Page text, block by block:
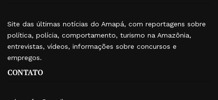
Site das últimas notícias do Amapá, com reportagens sobre
política, polícia, comportamento, turismo na Amazônia,
entrevistas, vídeos, informações sobre concursos e
empregos.
CONTATO